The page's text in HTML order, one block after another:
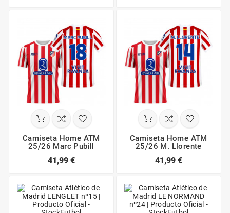
Camiseta Home ATM
25/26 Marc Pubill
41,99 €
Camiseta Home ATM
25/26 M. Llorente
41,99 €